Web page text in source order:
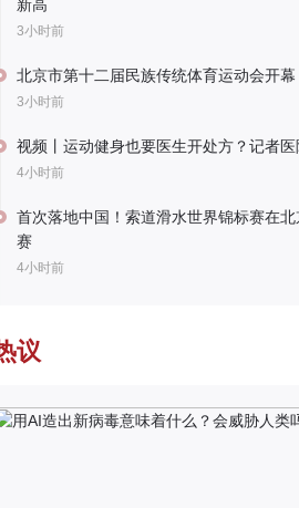
新高
3小时前
北京市第十二届民族传统体育运动会开幕
3小时前
视频丨运动健身也要医生开处方？记者医
4小时前
首次落地中国！索道滑水世界锦标赛在
赛
4小时前
议